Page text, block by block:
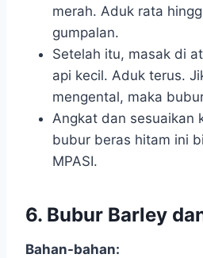
merah. Aduk rata
gumpalan.
Setelah itu, masak di
api kecil. Aduk terus.
mengental, maka
Angkat dan sesuaikan
bubur beras hitam ini
MPASI.
6. Bubur Barley
Bahan-bahan: